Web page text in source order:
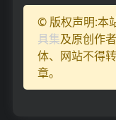
© 版权声明:本
具集及原创作
体、网站不得
章。